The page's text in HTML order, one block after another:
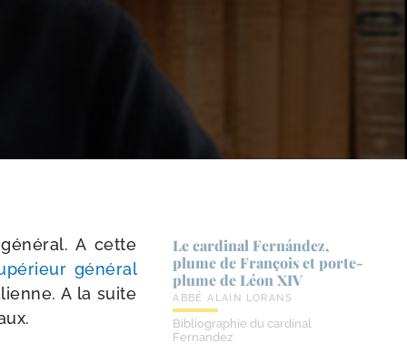
A cette
géné­ral
A la suite
Le cardinal Fernández,
plume de François et porte-​
plume de Léon XIV
ABBÉ ALAIN LORANS
Bibliographie du cardinal
Fernandez